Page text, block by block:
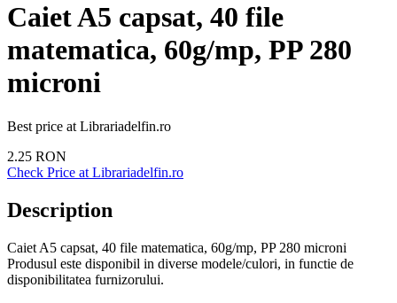
Caiet A5 capsat, 40 file
matematica, 60g/mp, PP 280
microni
Best price at Librariadelfin.ro
2.25 RON
Check Price at Librariadelfin.ro
Description
Caiet A5 capsat, 40 file matematica, 60g/mp, PP 280 microni
Produsul este disponibil in diverse modele/culori, in functie de
disponibilitatea furnizorului.